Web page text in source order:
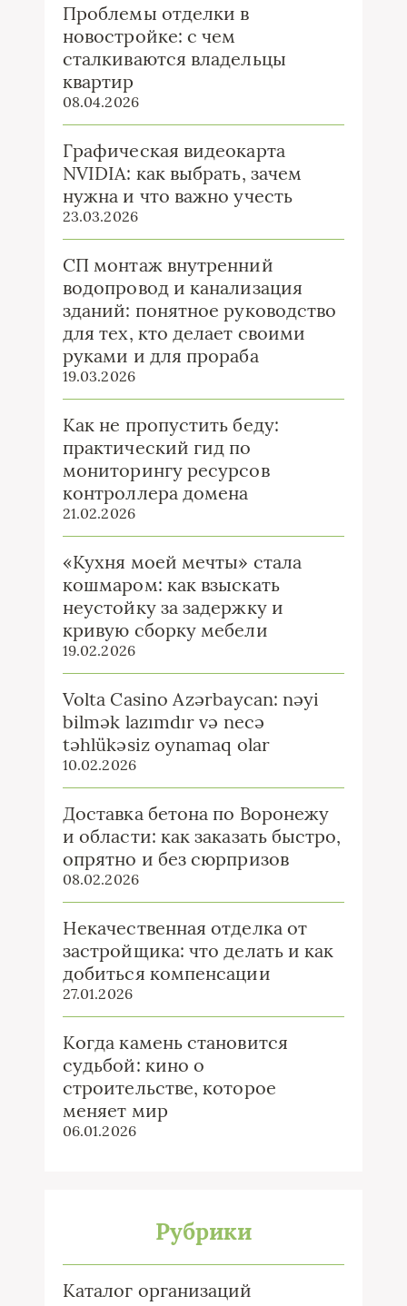
Проблемы отделки в
новостройке: с чем
сталкиваются владельцы
квартир
08.04.2026
Графическая видеокарта
NVIDIA: как выбрать, зачем
нужна и что важно учесть
23.03.2026
СП монтаж внутренний
водопровод и канализация
зданий: понятное руководство
для тех, кто делает своими
руками и для прораба
19.03.2026
Как не пропустить беду:
практический гид по
мониторингу ресурсов
контроллера домена
21.02.2026
«Кухня моей мечты» стала
кошмаром: как взыскать
неустойку за задержку и
кривую сборку мебели
19.02.2026
Volta Casino Azərbaycan: nəyi
bilmək lazımdır və necə
təhlükəsiz oynamaq olar
10.02.2026
Доставка бетона по Воронежу
и области: как заказать быстро,
опрятно и без сюрпризов
08.02.2026
Некачественная отделка от
застройщика: что делать и как
добиться компенсации
27.01.2026
Когда камень становится
судьбой: кино о
строительстве, которое
меняет мир
06.01.2026
Рубрики
Каталог организаций